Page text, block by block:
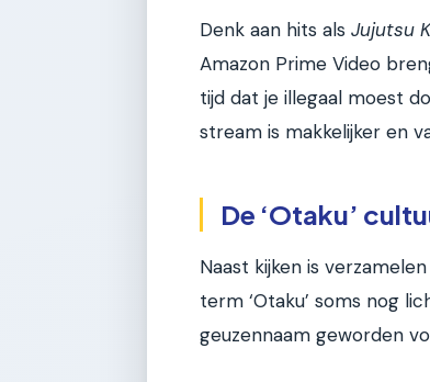
Denk aan hits als Jujutsu
Amazon Prime Video
tijd dat je illegaal moest
stream is makkelijker en
De ‘Otaku’
Naast kijken is
term ‘Otaku’ soms nog
geuzennaam geworden